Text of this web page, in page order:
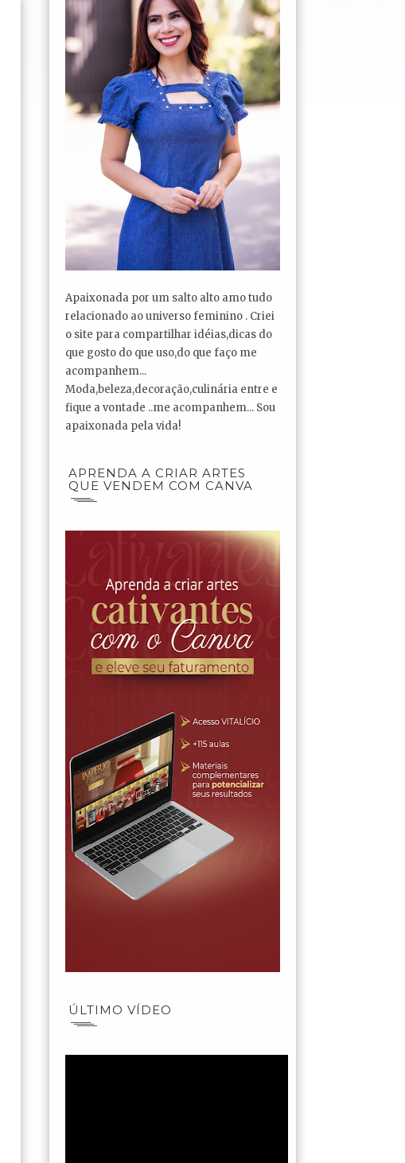
Apaixonada por um salto alto amo tudo
relacionado ao universo feminino . Criei
o site para compartilhar idéias,dicas do
que gosto do que uso,do que faço me
acompanhem...
Moda,beleza,decoração,culinária entre e
fique a vontade ..me acompanhem... Sou
apaixonada pela vida!
APRENDA A CRIAR ARTES
QUE VENDEM COM CANVA
ÚLTIMO VÍDEO